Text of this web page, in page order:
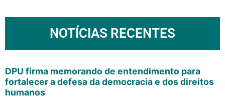
NOTÍCIAS RECENTES
DPU firma memorando de entendimento para
fortalecer a defesa da democracia e dos direitos
humanos